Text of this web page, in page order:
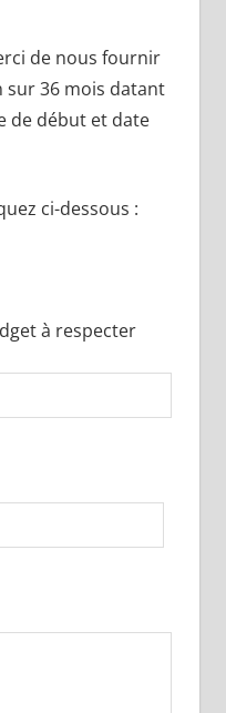
de nous fournir
sur 36 mois datant
de début et date
ci-dessous :
à respecter